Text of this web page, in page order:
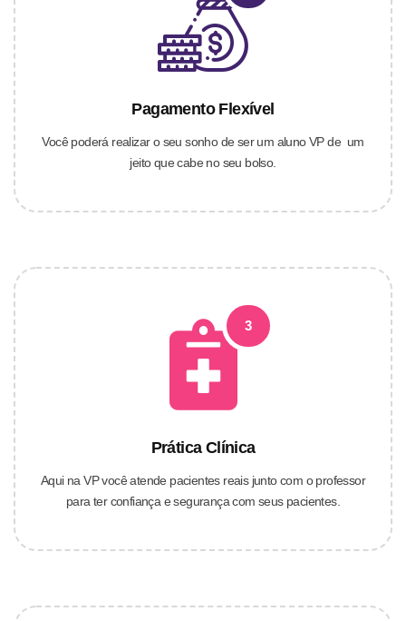
Pagamento Flexível
Você poderá realizar o seu sonho de ser um aluno VP de um
jeito que cabe no seu bolso.
3
Prática Clínica
Aqui na VP você atende pacientes reais junto com o professor
para ter confiança e segurança com seus pacientes.